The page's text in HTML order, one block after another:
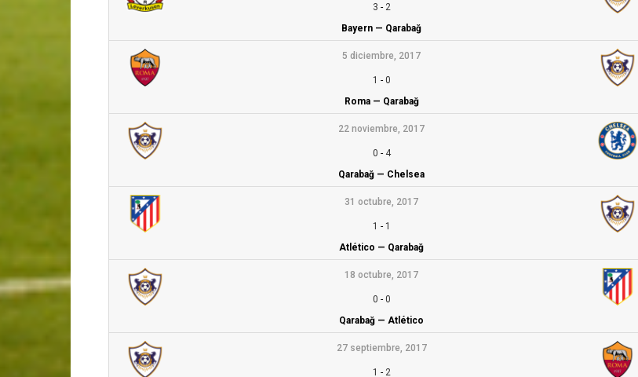
3 - 2
Bayern — Qarabağ
5 diciembre, 2017
1 - 0
Roma — Qarabağ
22 noviembre, 2017
0 - 4
Qarabağ — Chelsea
31 octubre, 2017
1 - 1
Atlético — Qarabağ
18 octubre, 2017
0 - 0
Qarabağ — Atlético
27 septiembre, 2017
1 - 2